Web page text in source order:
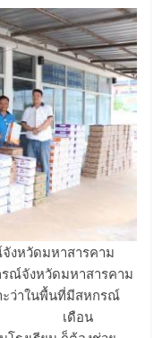
งหวัดมหาสารคาม
ณ์จังหวัดมหาสารคาม
ะว่าในพื้นที่มีสหกรณ์
นช่วง เดือน